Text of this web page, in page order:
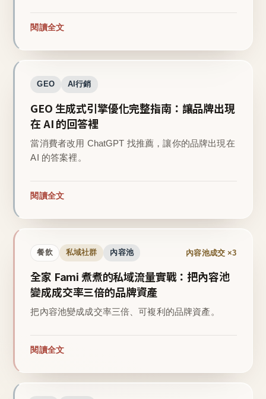
閱讀全文
GEO AI行銷
GEO 生成式引擎優化完整指南：讓品牌出現
在 AI 的回答裡
當消費者改用 ChatGPT 找推薦，讓你的品牌出現在
AI 的答案裡。
閱讀全文
餐飲 私域社群 內容池 內容池成交 ×3
全家 Fami 煮煮的私域流量實戰：把內容池
變成成交率三倍的品牌資產
把內容池變成成交率三倍、可複利的品牌資產。
閱讀全文